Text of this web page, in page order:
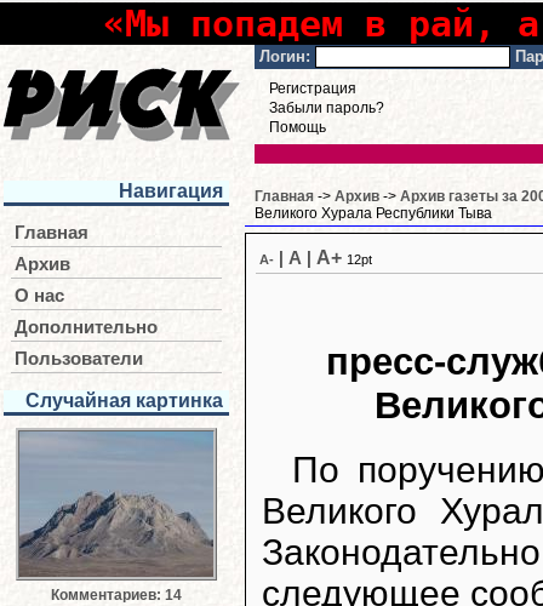
«Мы попадем в рай,
Логин:
Регистрация
Забыли пароль?
Помощь
Навигация
Главная
Архив
О нас
Дополнительно
Пользователи
Случайная картинка
Комментариев: 14
Главная -> Архив -> Архив газеты за
Великого Хурала Республики Тыва
A- A A+ 12pt
пресс-
По
Великого
следующее